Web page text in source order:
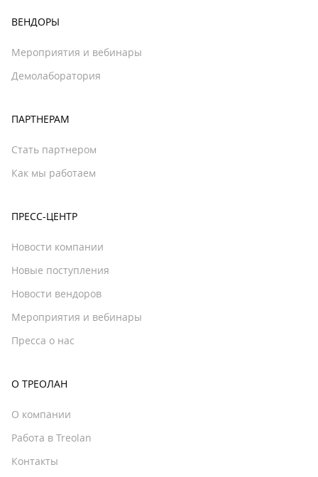
ВЕНДОРЫ
Мероприятия и вебинары
Демолаборатория
ПАРТНЕРАМ
Стать партнером
Как мы работаем
ПРЕСС-ЦЕНТР
Новости компании
Новые поступления
Новости вендоров
Мероприятия и вебинары
Пресса о нас
О ТРЕОЛАН
О компании
Работа в Treolan
Контакты